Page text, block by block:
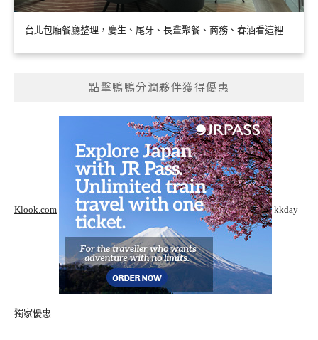
台北包廂餐廳整理，慶生、尾牙、長輩聚餐、商務、春酒看這裡
點擊鴨鴨分潤夥伴獲得優惠
Klook.com kkday
獨家優惠